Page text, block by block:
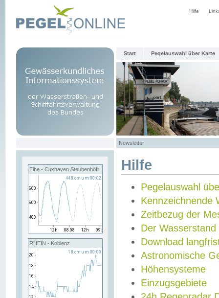
Hilfe
Start Pegelauswahl über Karte
Newsletter
Elbe - Cuxhaven Steubenhöft
RHEIN - Koblenz
Hilfe
Pegelauswahl
Kennzeichnende
Zeitbezug der
Der Wasserstand
Download
Astronomische
Höhensysteme
Einzugsgebiete